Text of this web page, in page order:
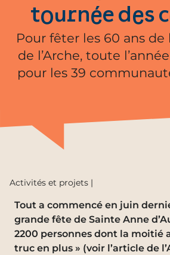
tournée des
Pour fêter les 60 ans de
de l’Arche, toute
pour les 39
Tout a commencé en juin
grande fête de Sainte Anne
2200 personnes dont la moitié
truc en plus » (voir l’article de
Activités et projets |